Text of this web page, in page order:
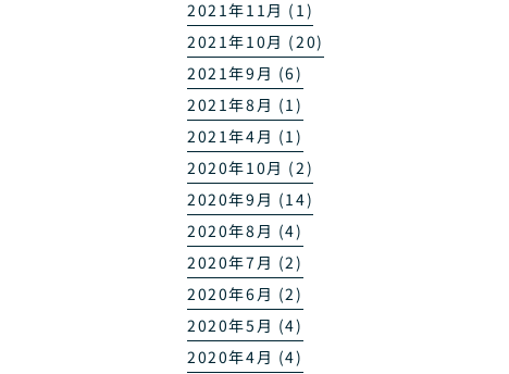
2021年11月 (1)
2021年10月 (20)
2021年9月 (6)
2021年8月 (1)
2021年4月 (1)
2020年10月 (2)
2020年9月 (14)
2020年8月 (4)
2020年7月 (2)
2020年6月 (2)
2020年5月 (4)
2020年4月 (4)